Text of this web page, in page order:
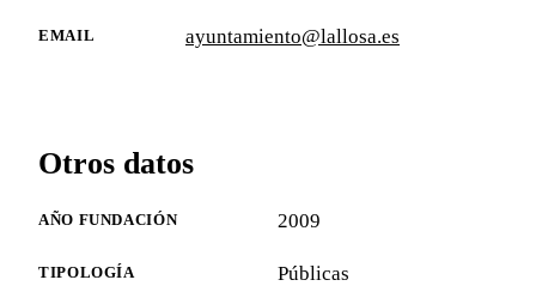
EMAIL ayuntamiento@lallosa.es
Otros datos
AÑO FUNDACIÓN 2009
TIPOLOGÍA Públicas